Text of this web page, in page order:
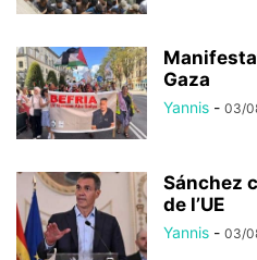
Gaza
Yannis - 03/
Sánchez
de l’UE
Yannis - 03/